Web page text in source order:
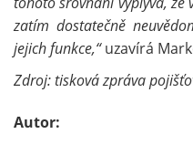
zatím dostatečně
jejich funkce,“uzavírá
Zdroj: tisková zpráva
Autor: